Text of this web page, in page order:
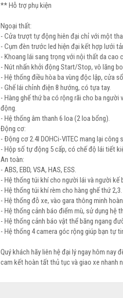
** Hỗ trợ phụ kiện
Ngoại thất:
- Cửa trượt tự động hiên đại chỉ với một
- Cụm đèn trước led hiện đại kết hợp lưới
- Khoang lái sang trọng với nội thất da cao
- Nút nhấn khởi động Start/Stop, vô lăng
- Hệ thống điều hòa ba vùng độc lập, cửa
- Ghế lái chỉnh điện 8 hướng, có tựa tay.
- Hàng ghế thứ ba có rộng rãi cho ba người
động.
- Hệ thống âm thanh 6 loa (2 loa bổng).
Động cơ:
- Động cơ 2.4l DOHCi-VITEC mang lại
- Hộp số tự động 5 cấp, có chế độ lái tiết
An toàn:
- ABS, EBD, VSA, HAS, ESS.
- Hệ thống túi khí cho người lái và người kế
- Hệ thống túi khí rèm cho hàng ghế thứ 2,3.
- Hệ thống đỗ xe, vào gara thông minh
- Hệ thống cảnh báo điểm mù, sử dụng hệ
- Hệ thống cảnh báo vật thể băng ngang
- Hệ thống 4 camera góc rộng giúp bạn tự
Quý khách hãy liên hệ đại lý ngay hôm nay
cam kết hoàn tất thủ tục và giao xe nhanh